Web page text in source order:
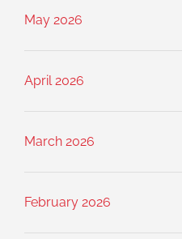
May 2026
April 2026
March 2026
February 2026